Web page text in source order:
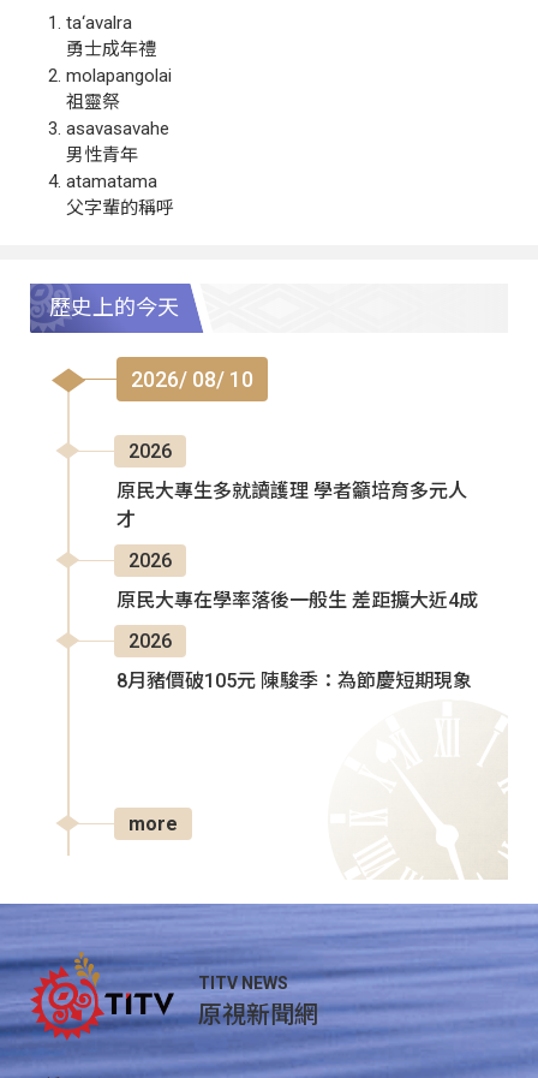
ta‘avalra
勇士成年禮
molapangolai
祖靈祭
asavasavahe
男性青年
atamatama
父字輩的稱呼
歷史上的今天
2026/ 08/ 10
2026
原民大專生多就讀護理 學者籲培育多元人
才
2026
原民大專在學率落後一般生 差距擴大近4成
2026
8月豬價破105元 陳駿季：為節慶短期現象
more
TITV NEWS
原視新聞網